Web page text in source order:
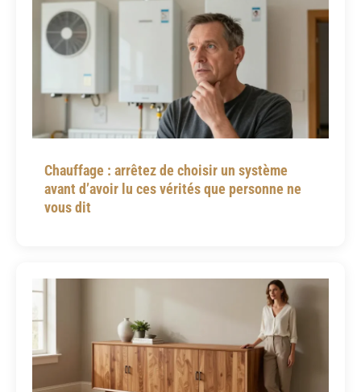
Chauffage : arrêtez de choisir un système
avant d’avoir lu ces vérités que personne ne
vous dit